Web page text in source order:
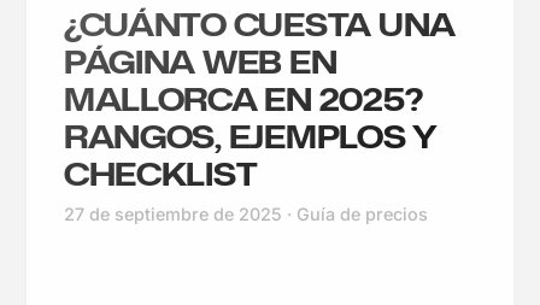
¿CUÁNTO CUESTA UNA
PÁGINA WEB EN
MALLORCA EN 2025?
RANGOS, EJEMPLOS Y
CHECKLIST
27 de septiembre de 2025 · Guía de precios